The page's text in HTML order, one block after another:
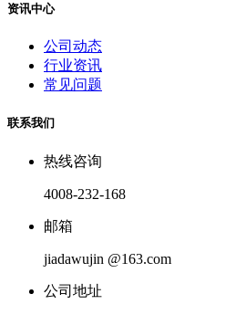
资讯中心
公司动态
行业资讯
常见问题
联系我们
热线咨询
4008-232-168
邮箱
jiadawujin @163.com
公司地址